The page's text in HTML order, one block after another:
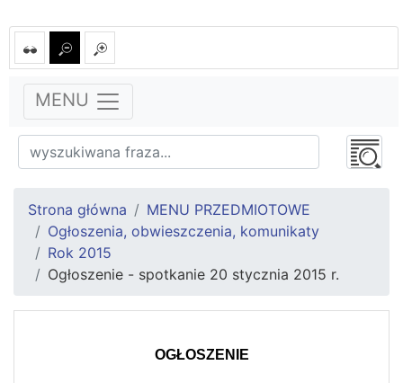
MENU
Strona główna
MENU PRZEDMIOTOWE
Ogłoszenia, obwieszczenia, komunikaty
Rok 2015
Ogłoszenie - spotkanie 20 stycznia 2015 r.
OGŁOSZENIE